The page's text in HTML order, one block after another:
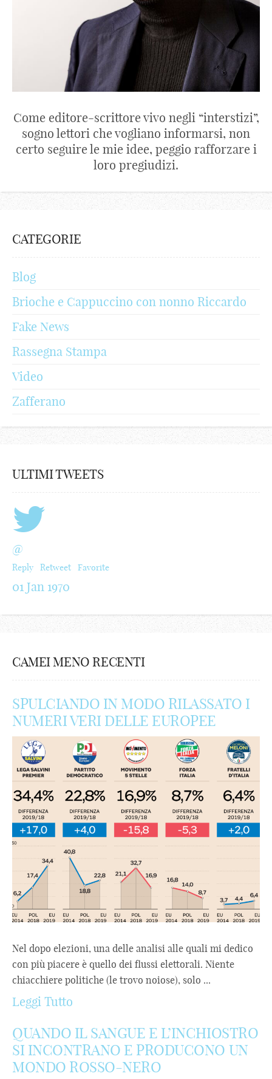
Come editore-scrittore vivo negli “interstizi”,
sogno lettori che vogliano informarsi, non
certo seguire le mie idee, peggio rafforzare i
loro pregiudizi.
CATEGORIE
Blog
Brioche e Cappuccino con nonno Riccardo
Fake News
Rassegna Stampa
Video
Zafferano
ULTIMI TWEETS
@
Reply Retweet Favorite
01 Jan 1970
CAMEI MENO RECENTI
SPULCIANDO IN MODO RILASSATO I
NUMERI VERI DELLE EUROPEE
Nel dopo elezioni, una delle analisi alle quali mi dedico
con più piacere è quello dei flussi elettorali. Niente
chiacchiere politiche (le trovo noiose), solo ...
Leggi Tutto
QUANDO IL SANGUE E L’INCHIOSTRO
SI INCONTRANO E PRODUCONO UN
MONDO ROSSO-NERO